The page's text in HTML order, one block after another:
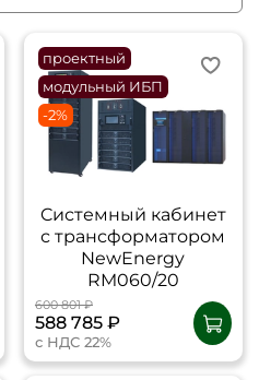
проектный
модульный ИБП
-2%
Cистемный кабинет
с трансформатором
NewEnergy
RM060/20
600 801 ₽
588 785 ₽
с НДС 22%